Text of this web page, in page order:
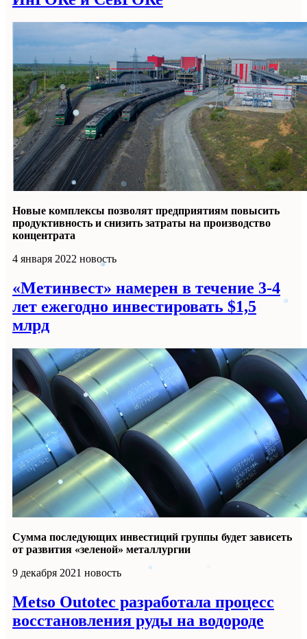
Новые комплексы позволят предприятиям повысить
продуктивность и снизить затраты на производство
концентрата
4 января 2022 новость
«Метинвест» намерен в течение 3-4
лет ежегодно инвестировать $1,5
млрд
Сумма последующих инвестиций группы будет зависеть
от развития «зеленой» металлургии
9 декабря 2021 новость
Metso Outotec разработала процесс
восстановления руды на водороде